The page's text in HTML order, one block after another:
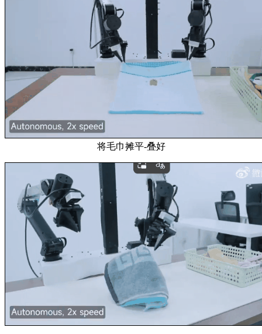
将毛巾摊平-叠好